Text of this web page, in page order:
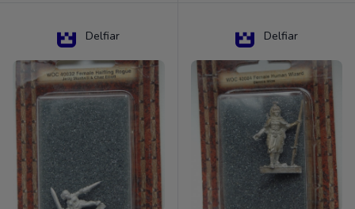
Delfiar Delfiar